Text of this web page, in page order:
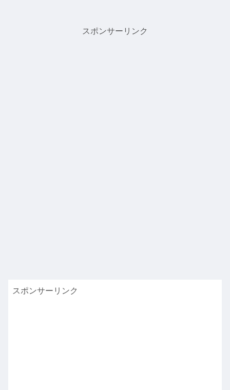
スポンサーリンク
スポンサーリンク